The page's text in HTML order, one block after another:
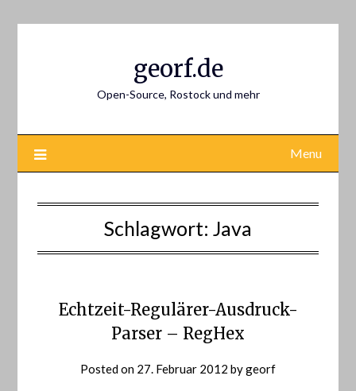
georf.de
Open-Source, Rostock und mehr
Menu
Schlagwort: Java
Echtzeit-Regulärer-Ausdruck-
Parser – RegHex
Posted on 27. Februar 2012 bygeorf